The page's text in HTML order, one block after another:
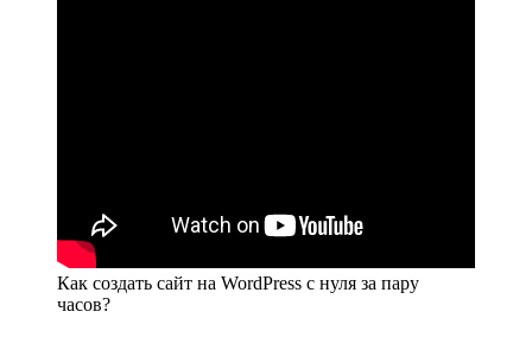
Как создать сайт на WordPress с нуля за пару
часов?